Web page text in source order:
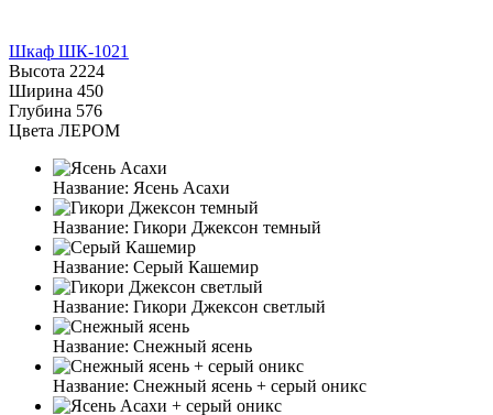
Шкаф ШК-1021
Высота 2224
Ширина 450
Глубина 576
Цвета ЛЕРОМ
Название: Ясень Асахи
Название: Гикори Джексон темный
Название: Серый Кашемир
Название: Гикори Джексон светлый
Название: Снежный ясень
Название: Снежный ясень + серый оникс